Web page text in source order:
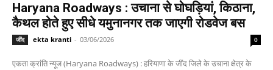
Haryana Roadways : उचाना से घोघड़ियां, किठाना,
कैथल होते हुए सीधे यमुनानगर तक जाएगी रोडवेज बस
जींद ekta kranti - 03/06/2026 0
एकता क्रांति न्यूज (Haryana Roadways) : हरियाणा के जींद जिले के उचाना क्षेत्र के